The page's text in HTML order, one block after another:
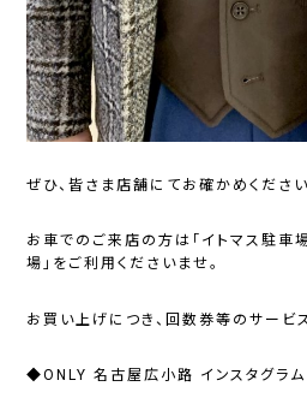
ぜひ、皆さま店舗にてお確かめくださ
お車でのご来店の方は「イトマス駐車
場」をご利用くださいませ。
お買い上げにつき、回数券等のサービ
◆ONLY 名古屋広小路 インスタグラ